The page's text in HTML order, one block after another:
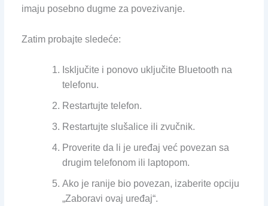
imaju posebno dugme za povezivanje.
Zatim probajte sledeće:
Isključite i ponovo uključite Bluetooth na
telefonu.
Restartujte telefon.
Restartujte slušalice ili zvučnik.
Proverite da li je uređaj već povezan sa
drugim telefonom ili laptopom.
Ako je ranije bio povezan, izaberite opciju
„Zaboravi ovaj uređaj“.